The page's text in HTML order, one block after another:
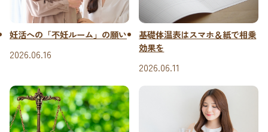
妊活への「不妊ルーム」の願い
2026.06.16
基礎体温表はスマホ＆紙で相乗
効果を
2026.06.11